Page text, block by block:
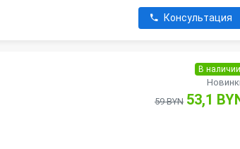
Консультация
В наличии
59 BYN 53,1